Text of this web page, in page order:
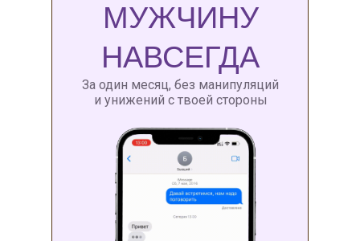
МУЖЧИНУ
НАВСЕГДА
За один месяц, без манипуляций
и унижений с твоей стороны